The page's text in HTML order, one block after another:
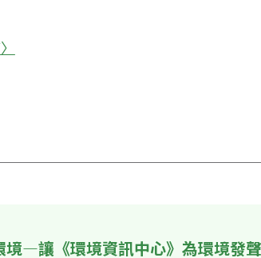
境—讓《環境資訊中心》為環境發聲